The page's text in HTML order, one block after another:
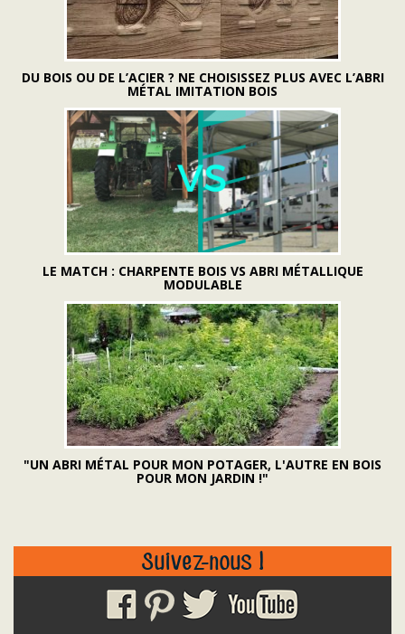
DU BOIS OU DE L’ACIER ? NE CHOISISSEZ PLUS AVEC L’ABRI
MÉTAL IMITATION BOIS
LE MATCH : CHARPENTE BOIS VS ABRI MÉTALLIQUE
MODULABLE
"UN ABRI MÉTAL POUR MON POTAGER, L'AUTRE EN BOIS
POUR MON JARDIN !"
Suivez-nous !